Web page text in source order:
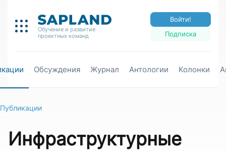
Обучение и развитие
проектных команд
Подписка
Войти!
Обсуждения Журнал Антологии Колонки
Публикации
Инфраструктурные